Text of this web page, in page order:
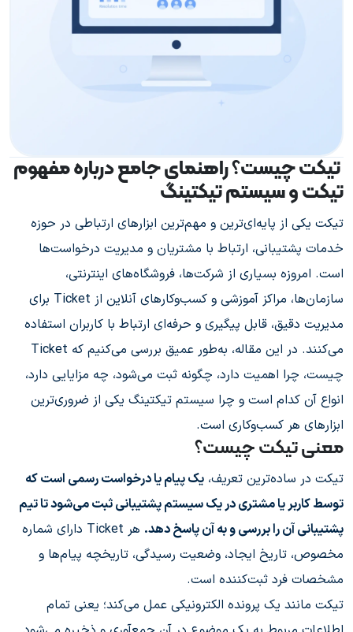
تیکت چیست؟ راهنمای جامع درباره مفهوم
تیکت و سیستم تیکتینگ
تیکت یکی از پایه‌ای‌ترین و مهم‌ترین ابزارهای ارتباطی در حوزه
خدمات پشتیبانی، ارتباط با مشتریان و مدیریت درخواست‌ها
است. امروزه بسیاری از شرکت‌ها، فروشگاه‌های اینترنتی،
سازمان‌ها، مراکز آموزشی و کسب‌وکارهای آنلاین از Ticket برای
مدیریت دقیق، قابل پیگیری و حرفه‌ای ارتباط با کاربران استفاده
می‌کنند. در این مقاله، به‌طور عمیق بررسی می‌کنیم که Ticket
چیست، چرا اهمیت دارد، چگونه ثبت می‌شود، چه مزایایی دارد،
انواع آن کدام است و چرا سیستم تیکتینگ یکی از ضروری‌ترین
ابزارهای هر کسب‌وکاری است.
معنی تیکت چیست؟
تیکت در ساده‌ترین تعریف، یک پیام یا درخواست رسمی است که
توسط کاربر یا مشتری در یک سیستم پشتیبانی ثبت می‌شود تا تیم
پشتیبانی آن را بررسی و به آن پاسخ دهد.
هر Ticket دارای شماره
مخصوص، تاریخ ایجاد، وضعیت رسیدگی، تاریخچه پیام‌ها و
مشخصات فرد ثبت‌کننده است.
تیکت مانند یک پرونده الکترونیکی عمل می‌کند؛ یعنی تمام